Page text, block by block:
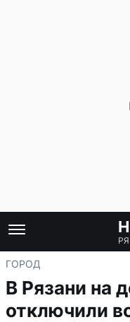
ГОРОД
В Рязани на
отключили